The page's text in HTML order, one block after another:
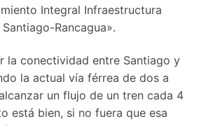
Integral Infraestructura
Rancagua».
la conectividad entre Santiago y
la actual vía férrea de dos a
un flujo de un tren cada 4
está bien, si no fuera que esa